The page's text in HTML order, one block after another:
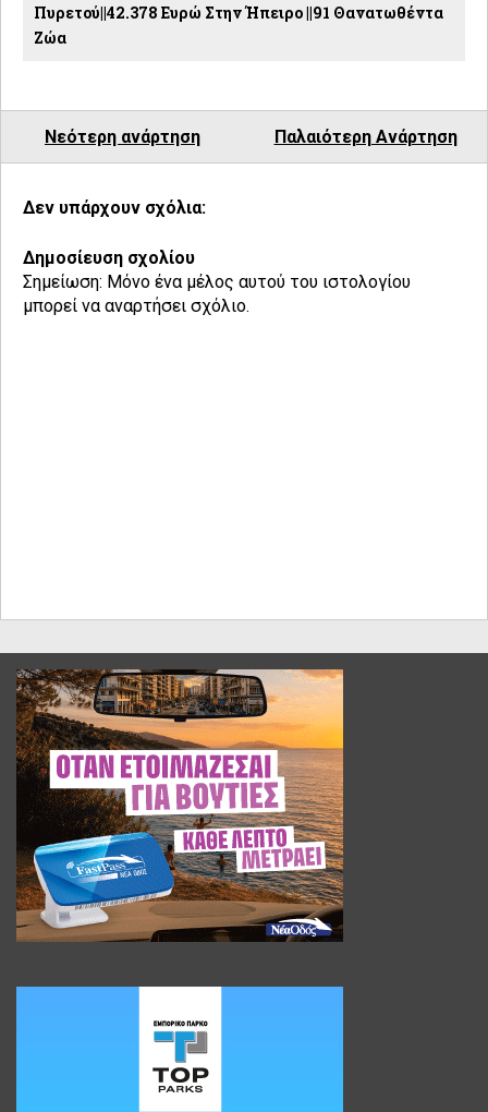
Πυρετού||42.378 Ευρώ Στην Ήπειρο ||91 Θανατωθέντα
Ζώα
Νεότερη ανάρτηση Παλαιότερη Ανάρτηση
Δεν υπάρχουν σχόλια:
Δημοσίευση σχολίου
Σημείωση: Μόνο ένα μέλος αυτού του ιστολογίου
μπορεί να αναρτήσει σχόλιο.